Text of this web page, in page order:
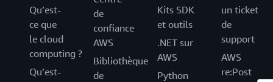
Qu’est-
ce que
le cloud
computing ?
Qu’est-
de
confiance
AWS
Bibliothèque
de
Kits SDK
et outils
.NET sur
AWS
Python
un ticket
de
support
AWS
re:Post